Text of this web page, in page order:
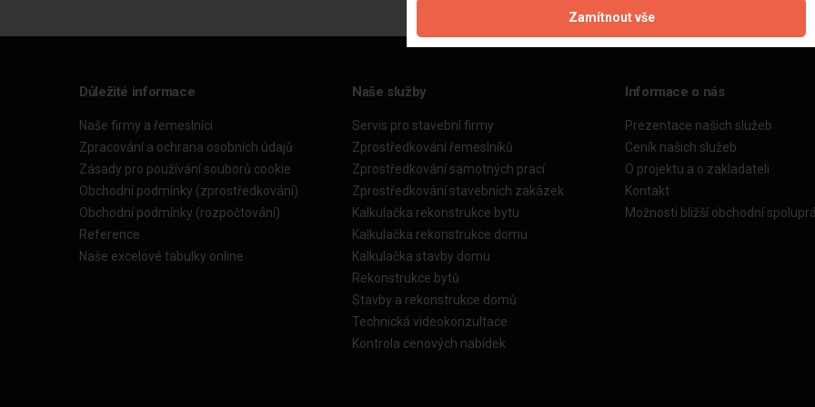
Důležité informace
Naše firmy a řemeslníci
Zpracování a ochrana osobních údajů
Zásady pro používání souborů cookie
Obchodní podmínky (zprostředkování)
Obchodní podmínky (rozpočtování)
Reference
Naše excelové tabulky online
Naše služby
Servis pro stavební firmy
Zprostředkování řemeslníků
Zprostředkování samotných prací
Zprostředkování stavebních zakázek
Kalkulačka rekonstrukce bytu
Kalkulačka rekonstrukce domu
Kalkulačka stavby domu
Rekonstrukce bytů
Stavby a rekonstrukce domů
Technická videokonzultace
Kontrola cenových nabídek
Informace o nás
Prezentace našich služeb
Ceník našich služeb
O projektu a o zakladateli
Kontakt
Možnosti bližší obchodní
Zamítnout vše